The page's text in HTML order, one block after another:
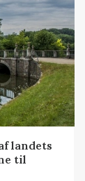
landets
til